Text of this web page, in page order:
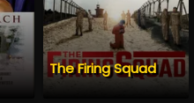
The Firing Squad